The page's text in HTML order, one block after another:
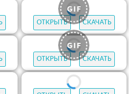
ОТКРЫТЬ СКАЧАТЬ